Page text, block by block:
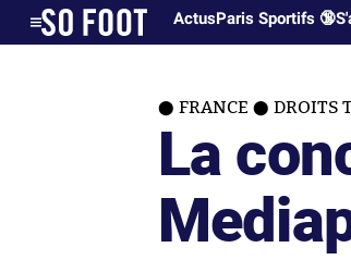
ActusParis Sportifs 🔞
FRANCE DROITS
La